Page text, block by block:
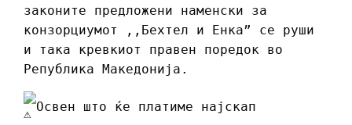
законите предложени наменски за
конзорциумот ,,Бехтел и Енка” се руши
и така кревкиот правен поредок во
Република Македонија.
Освен што ќе платиме најскап